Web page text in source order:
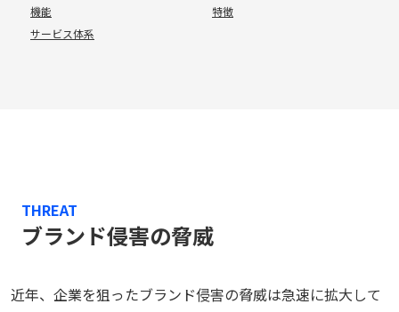
機能
特徴
サービス体系
THREAT
ブランド侵害の脅威
近年、企業を狙ったブランド侵害の脅威は急速に拡大して